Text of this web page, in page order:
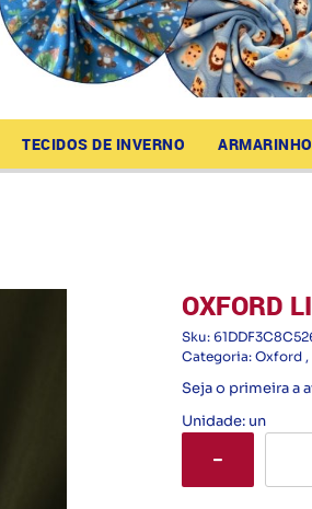
TECIDOS DE INVERNO
OXFORD
Sku:
Categoria: Oxford
Seja o primeira a
Unidade: un